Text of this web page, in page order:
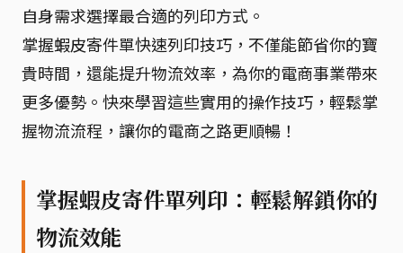
自身需求選擇最合適的列印方式。
掌握蝦皮寄件單快速列印技巧，不僅能節省你的寶
貴時間，還能提升物流效率，為你的電商事業帶來
更多優勢。快來學習這些實用的操作技巧，輕鬆掌
握物流流程，讓你的電商之路更順暢！
掌握蝦皮寄件單列印：輕鬆解鎖你的
物流效能